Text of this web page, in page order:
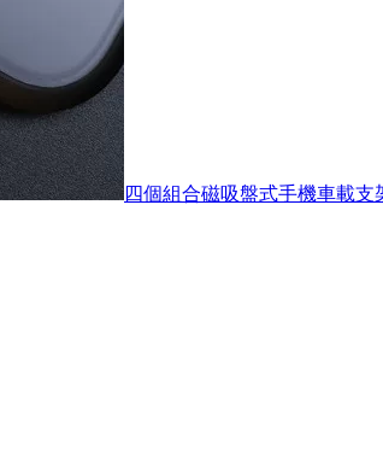
四個組合磁吸盤式手機車載